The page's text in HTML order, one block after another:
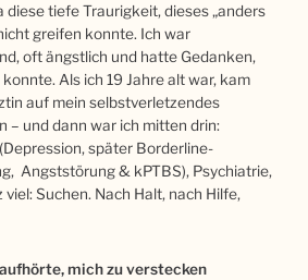
diese tiefe Traurigkeit, dieses „anders
greifen konnte. Ich war
oft ängstlich und hatte Gedanken,
Als ich 19 Jahre alt war, kam
auf mein selbstverletzendes
– und dann war ich mitten drin:
später Borderline-
Angststörung & kPTBS), Psychiatrie,
Suchen. Nach Halt, nach Hilfe,
mich zu verstecken